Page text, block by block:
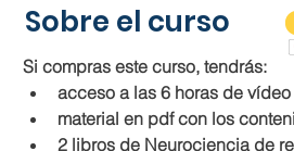
Sobre el curso
Si compras este curso, tendrás:
acceso a las 6 horas de
material en pdf con los
2 libros de Neurociencia de